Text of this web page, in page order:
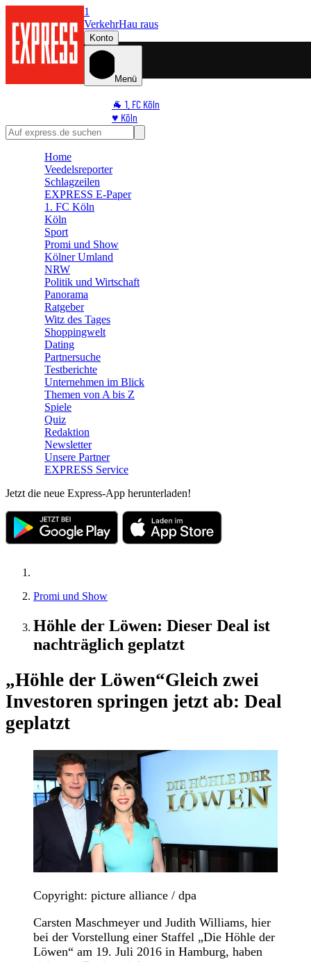
1
VerkehrHau raus
Konto
Menü
🐐 1. FC Köln
♥️ Köln
⭐ Promi
🛒 Shoppingwelt
Home
Veedelsreporter
Schlagzeilen
EXPRESS E-Paper
1. FC Köln
Köln
Sport
Promi und Show
Kölner Umland
NRW
Politik und Wirtschaft
Panorama
Ratgeber
Witz des Tages
Shoppingwelt
Dating
Partnersuche
Testberichte
Unternehmen im Blick
Themen von A bis Z
Spiele
Quiz
Redaktion
Newsletter
Unsere Partner
EXPRESS Service
Jetzt die neue Express-App herunterladen!
Promi und Show
Höhle der Löwen: Dieser Deal ist
nachträglich geplatzt
„Höhle der Löwen“Gleich zwei
Investoren springen jetzt ab: Deal
geplatzt
Copyright: picture alliance / dpa
Carsten Maschmeyer und Judith Williams, hier
bei der Vorstellung einer Staffel „Die Höhle der
Löwen“ am 19. Juli 2016 in Hamburg, haben